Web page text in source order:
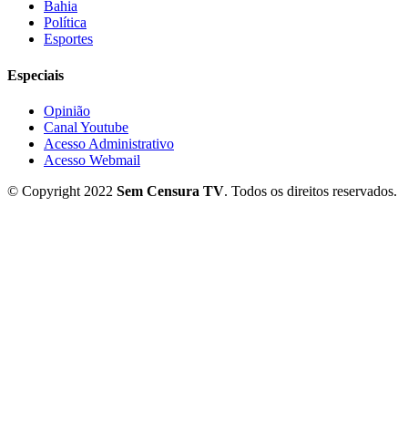
Bahia
Política
Esportes
Especiais
Opinião
Canal Youtube
Acesso Administrativo
Acesso Webmail
© Copyright 2022 Sem Censura TV. Todos os direitos reservados.